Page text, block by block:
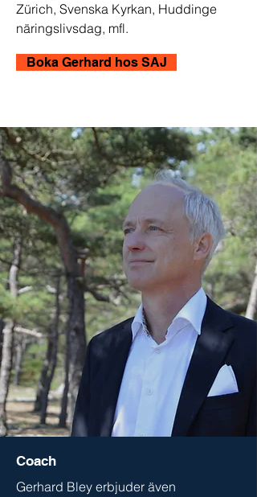
Zürich, Svenska Kyrkan, Huddinge
näringslivsdag, mfl.
Boka Gerhard hos SAJ
Coach
Gerhard Bley erbjuder även